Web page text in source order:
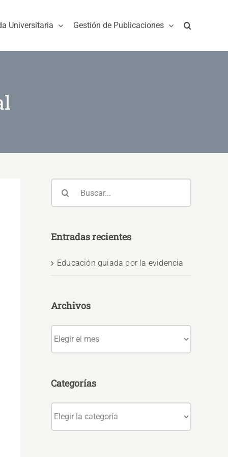
Universitaria Gestión de Publicaciones
Entradas recientes
Educación guiada por la evidencia
Archivos
Categorías